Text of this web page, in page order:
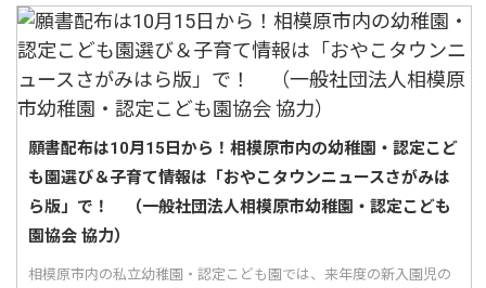
願書配布は10月15日から！相模原市内の幼稚園・認定こど
も園選び＆子育て情報は「おやこタウンニュースさがみは
ら版」で！ （一般社団法人相模原市幼稚園・認定こども
園協会 協力）
相模原市内の私立幼稚園・認定こども園では、来年度の新入園児の